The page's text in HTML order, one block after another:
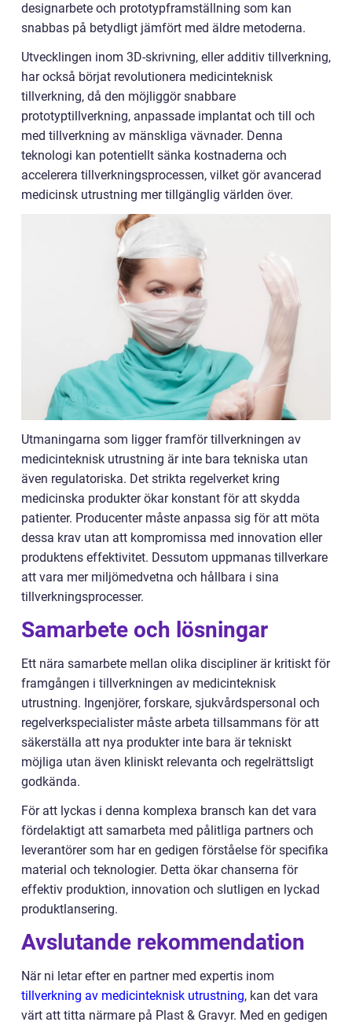
designarbete och prototypframställning som kan
snabbas på betydligt jämfört med äldre metoderna.
Utvecklingen inom 3D-skrivning, eller additiv tillverkning,
har också börjat revolutionera medicinteknisk
tillverkning, då den möjliggör snabbare
prototyptillverkning, anpassade implantat och till och
med tillverkning av mänskliga vävnader. Denna
teknologi kan potentiellt sänka kostnaderna och
accelerera tillverkningsprocessen, vilket gör avancerad
medicinsk utrustning mer tillgänglig världen över.
Utmaningarna som ligger framför tillverkningen av
medicinteknisk utrustning är inte bara tekniska utan
även regulatoriska. Det strikta regelverket kring
medicinska produkter ökar konstant för att skydda
patienter. Producenter måste anpassa sig för att möta
dessa krav utan att kompromissa med innovation eller
produktens effektivitet. Dessutom uppmanas tillverkare
att vara mer miljömedvetna och hållbara i sina
tillverkningsprocesser.
Samarbete och lösningar
Ett nära samarbete mellan olika discipliner är kritiskt för
framgången i tillverkningen av medicinteknisk
utrustning. Ingenjörer, forskare, sjukvårdspersonal och
regelverkspecialister måste arbeta tillsammans för att
säkerställa att nya produkter inte bara är tekniskt
möjliga utan även kliniskt relevanta och regelrättsligt
godkända.
För att lyckas i denna komplexa bransch kan det vara
fördelaktigt att samarbeta med pålitliga partners och
leverantörer som har en gedigen förståelse för specifika
material och teknologier. Detta ökar chanserna för
effektiv produktion, innovation och slutligen en lyckad
produktlansering.
Avslutande rekommendation
När ni letar efter en partner med expertis inom
tillverkning av medicinteknisk utrustning, kan det vara
värt att titta närmare på Plast & Gravyr. Med en gedigen